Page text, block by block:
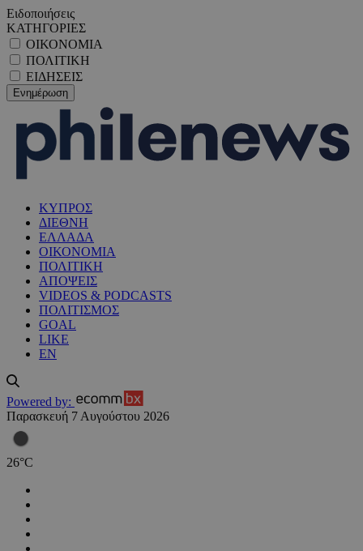
Ειδοποιήσεις
ΚΑΤΗΓΟΡΙΕΣ
ΟΙΚΟΝΟΜΙΑ
ΠΟΛΙΤΙΚΗ
ΕΙΔΗΣΕΙΣ
ΚΥΠΡΟΣ
ΔΙΕΘΝΗ
ΕΛΛΑΔΑ
ΟΙΚΟΝΟΜΙΑ
ΠΟΛΙΤΙΚΗ
ΑΠΟΨΕΙΣ
VIDEOS & PODCASTS
ΠΟΛΙΤΙΣΜΟΣ
GOAL
LIKE
EN
Powered by:
Παρασκευή 7 Αυγούστου 2026
26°C